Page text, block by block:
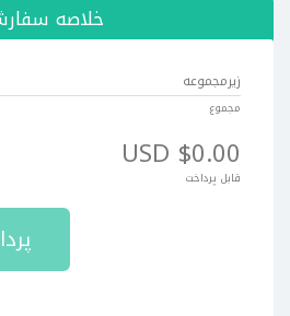
خلاصه
زیرمجموعه
مجموع
$0.00 USD
قابل پرداخت